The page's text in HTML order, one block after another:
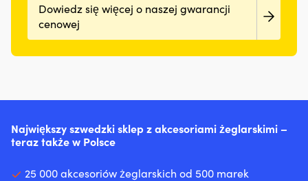
Dowiedz się więcej o naszej gwarancji
cenowej
Największy szwedzki sklep z akcesoriami żeglarskimi –
teraz także w Polsce
25 000 akcesoriów żeglarskich od 500 marek